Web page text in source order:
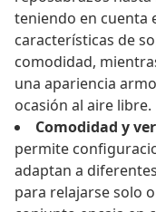
teniendo en cuenta
características de
comodidad,
una apariencia
ocasión al aire libre.
Comodidad y
permite
adaptan a
para relajarse solo